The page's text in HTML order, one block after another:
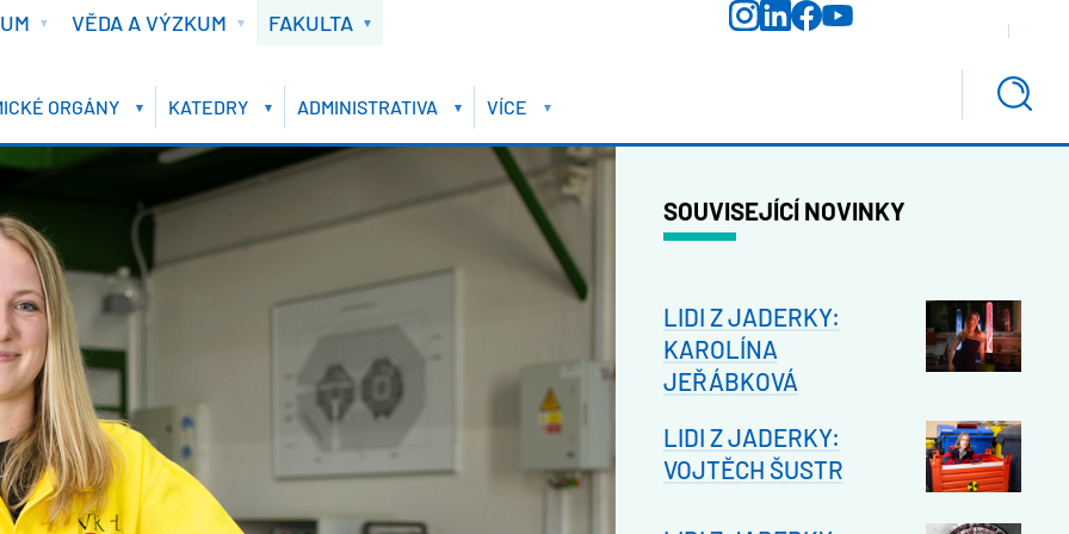
VĚDA A VÝZKUM FAKULTA
ORGÁNY KATEDRY ADMINISTRATIVA VÍCE
SOUVISEJÍCÍ NOVINKY
LIDI Z JADERKY:
KAROLÍNA
JEŘÁBKOVÁ
LIDI Z JADERKY:
VOJTĚCH ŠUSTR